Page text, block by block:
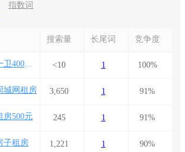
指数词
搜索量 长尾词 竞争度
一室一厅一卫400元出租 <10 1 100%
城网租房 3,650 1 91%
房500元 245 1 91%
子租房 1,221 1 90%